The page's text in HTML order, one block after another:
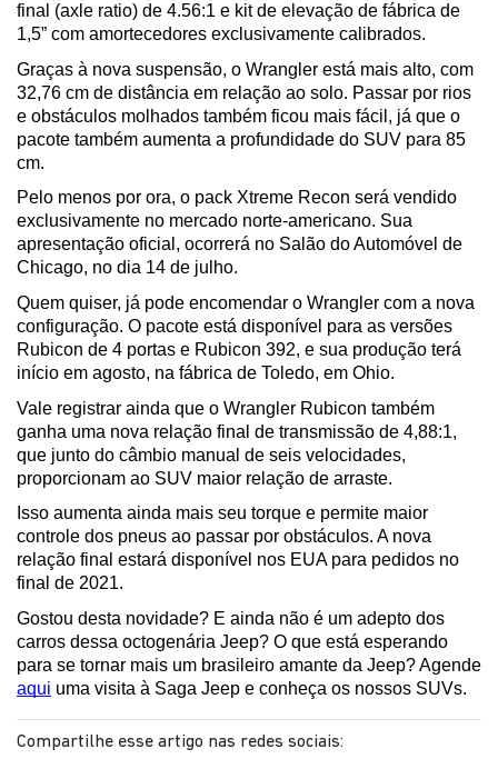
final (axle ratio) de 4.56:1 e kit de elevação de fábrica de
1,5” com amortecedores exclusivamente calibrados.
Graças à nova suspensão, o Wrangler está mais alto, com
32,76 cm de distância em relação ao solo. Passar por rios
e obstáculos molhados também ficou mais fácil, já que o
pacote também aumenta a profundidade do SUV para 85
cm.
Pelo menos por ora, o pack Xtreme Recon será vendido
exclusivamente no mercado norte-americano. Sua
apresentação oficial, ocorrerá no Salão do Automóvel de
Chicago, no dia 14 de julho.
Quem quiser, já pode encomendar o Wrangler com a nova
configuração. O pacote está disponível para as versões
Rubicon de 4 portas e Rubicon 392, e sua produção terá
início em agosto, na fábrica de Toledo, em Ohio.
Vale registrar ainda que o Wrangler Rubicon também
ganha uma nova relação final de transmissão de 4,88:1,
que junto do câmbio manual de seis velocidades,
proporcionam ao SUV maior relação de arraste.
Isso aumenta ainda mais seu torque e permite maior
controle dos pneus ao passar por obstáculos. A nova
relação final estará disponível nos EUA para pedidos no
final de 2021.
Gostou desta novidade? E ainda não é um adepto dos
carros dessa octogenária Jeep? O que está esperando
aqui uma visita à Saga Jeep e conheça os nossos SUVs.
Compartilhe esse artigo nas redes sociais: